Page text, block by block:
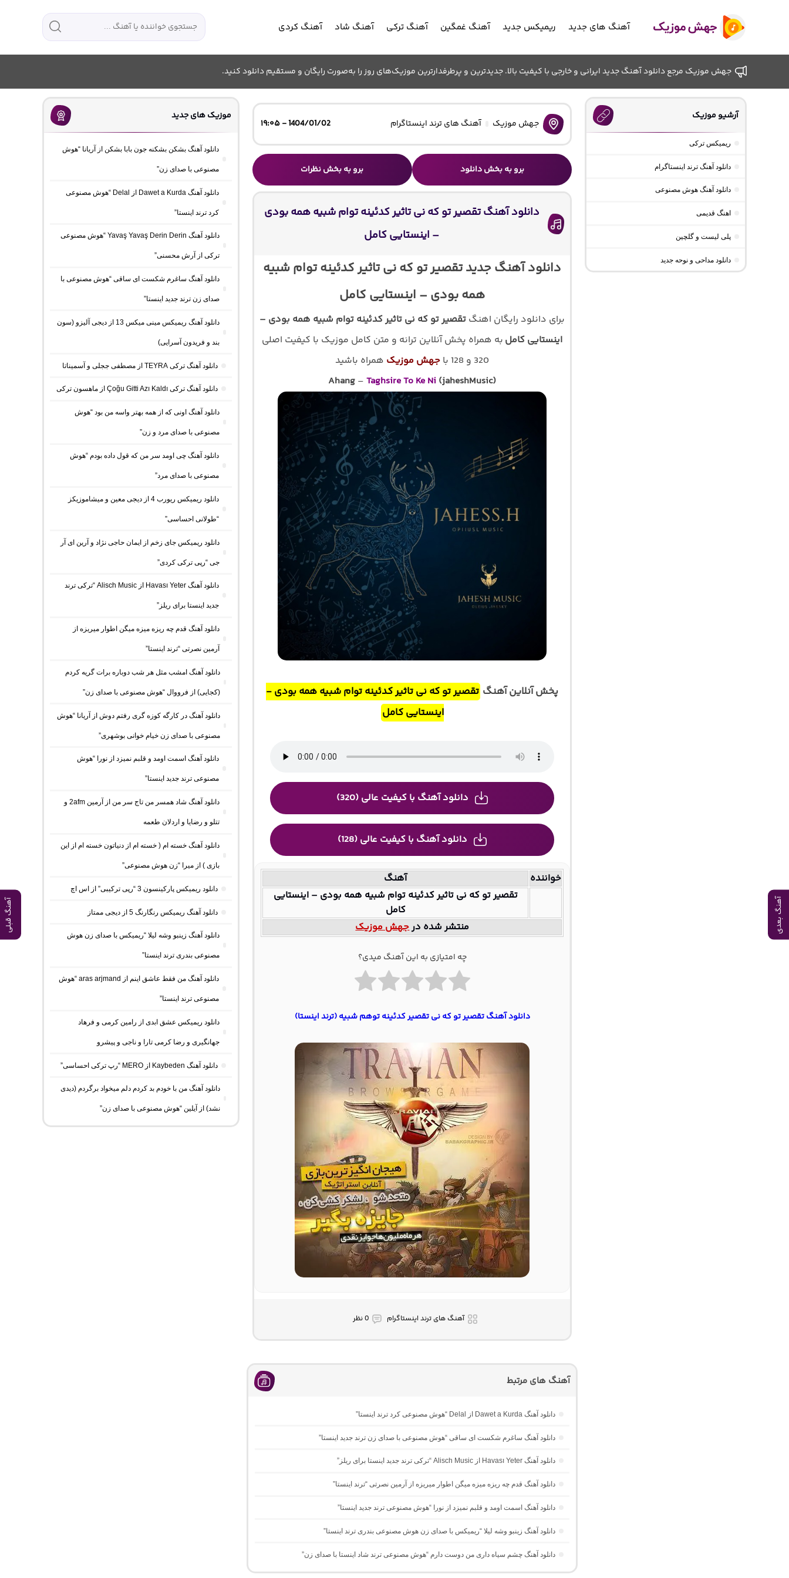
آهنگ بعدی آهنگ قبلی
آهنگ های جدید ریمیکس جدید آهنگ غمگین آهنگ ترکی آهنگ شاد آهنگ کردی
جهش موزیک مرجع دانلود آهنگ جدید ایرانی و خارجی با کیفیت بالا. جدیدترین و پرطرفدارترین موزیک‌های روز را به‌صورت رایگان و مستقیم دانلود کنید.
جهش موزیک آهنگ های ترند اینستاگرام 1404/01/02 - ۱۹:۰۵
برو به بخش دانلود برو به بخش نظرات
دانلود آهنگ تقصیر تو که نی تاثیر کدئینه توام شبیه همه بودی
– اینستایی کامل
دانلود آهنگ جدید تقصیر تو که نی تاثیر کدئینه توام شبیه
همه بودی – اینستایی کامل
برای دانلود رایگان اهنگ تقصیر تو که نی تاثیر کدئینه توام شبیه همه بودی –
اینستایی کامل به همراه پخش آنلاین ترانه و متن کامل موزیک با کیفیت اصلی
320 و 128 با
جهش موزیک همراه باشید
Ahang – Taghsire To Ke Ni (jaheshMusic)
پخش آنلاین آهنگ تقصیر تو که نی تاثیر کدئینه توام شبیه همه بودی -
اینستایی کامل
دانلود آهنگ با کیفیت عالی (320)
دانلود آهنگ با کیفیت عالی (128)
خواننده
آهنگ
تقصیر تو که نی تاثیر کدئینه توام شبیه همه بودی – اینستایی
کامل
منتشر شده درجهش موزیک
چه امتیازی به این آهنگ میدی؟
دانلود آهنگ تقصیر تو که نی تقصیر کدئینه توهم شبیه (ترند اینستا)
آهنگ های ترند اینستاگرام 0 نظر
آهنگ های مرتبط
دانلود آهنگ Dawet a Kurda از Delal “هوش مصنوعی کرد ترند اینستا”
دانلود آهنگ ساغرم شکست ای ساقی “هوش مصنوعی با صدای زن ترند جدید اینستا”
دانلود آهنگ Havası Yeter از Alisch Music “ترکی ترند جدید اینستا برای ریلز”
دانلود آهنگ ﻗﺪم ﭼﻪ رﻳﺰه ﻣﻴﺰه ﻣﻴﮕﻦ اﻃﻮار ﻣﻴﺮﻳﺰه از آرمین نصرتی “ترند اینستا”
دانلود آهنگ اسمت اومد و قلبم نمیزد از نورا “هوش مصنوعی ترند جدید اینستا”
دانلود آهنگ زینبو وشه لیلا “ریمیکس با صدای زن هوش مصنوعی بندری ترند اینستا”
دانلود آهنگ چشم سیاه داری من دوست دارم “هوش مصنوعی ترند شاد اینستا با صدای زن”
آرشیو موزیک
ریمیکس ترکی
دانلود آهنگ ترند اینستاگرام
دانلود آهنگ هوش مصنوعی
اهنگ قدیمی
پلی لیست و گلچین
دانلود مداحی و نوحه جدید
موزیک های جدید
دانلود آهنگ بشکن بشکنه جون بابا بشکن از آریانا “هوش
مصنوعی با صدای زن”
دانلود آهنگ Dawet a Kurda از Delal “هوش مصنوعی
کرد ترند اینستا”
دانلود آهنگ Yavaş Yavaş Derin Derin “هوش مصنوعی
ترکی از آرش محسنی”
دانلود آهنگ ساغرم شکست ای ساقی “هوش مصنوعی با
صدای زن ترند جدید اینستا”
دانلود آهنگ ریمیکس مینی میکس 13 از دیجی آلیزو (سون
بند و فریدون آسرایی)
دانلود آهنگ ترکی TEYRA از مصطفی ججلی و آسمیناتا
دانلود آهنگ ترکی Çoğu Gitti Azı Kaldı از ماهسون ترکی
دانلود آهنگ اونی که از همه بهتر واسه من بود “هوش
مصنوعی با صدای مرد و زن”
دانلود آهنگ چی اومد سر من که قول داده بودم “هوش
مصنوعی با صدای مرد”
دانلود ریمیکس ریورب 4 از دیجی معین و میشاموزیکز
“طولانی احساسی”
دانلود ریمیکس جای زخم از ایمان حاجی نژاد و آرین ای آر
جی “رپی ترکی کردی”
دانلود آهنگ Havası Yeter از Alisch Music “ترکی ترند
جدید اینستا برای ریلز”
دانلود آهنگ ﻗﺪم ﭼﻪ رﻳﺰه ﻣﻴﺰه ﻣﻴﮕﻦ اﻃﻮار ﻣﻴﺮﻳﺰه از
آرمین نصرتی “ترند اینستا”
دانلود آهنگ امشب مثل هر شب دوباره برات گریه کردم
(کجایی) از فرووال “هوش مصنوعی با صدای زن”
دانلود آهنگ در کارگه کوزه گری رفتم دوش از آریانا “هوش
مصنوعی با صدای زن خیام خوانی بوشهری”
دانلود آهنگ اسمت اومد و قلبم نمیزد از نورا “هوش
مصنوعی ترند جدید اینستا”
دانلود آهنگ شاد همسر من تاج سر من از آرمین 2afm و
تتلو و رضایا و اردلان طعمه
دانلود آهنگ خسته ام ( خسته ام از دنیاتون خسته ام از این
بازی ) از میرا “زن هوش مصنوعی”
دانلود ریمیکس پارکینسون 3 “رپی ترکیبی” از اس اچ
دانلود آهنگ ریمیکس رنگارنگ 5 از دیجی ممتاز
دانلود آهنگ زینبو وشه لیلا “ریمیکس با صدای زن هوش
مصنوعی بندری ترند اینستا”
دانلود آهنگ من فقط عاشق اینم از aras arjmand “هوش
مصنوعی ترند اینستا”
دانلود ریمیکس عشق ابدی از رامین کرمی و فرهاد
جهانگیری و رضا کرمی تارا و ناجی و پیشرو
دانلود آهنگ Kaybeden از MERO “رپ ترکی احساسی”
دانلود آهنگ من با خودم بد کردم دلم میخواد برگردم (دیدی
نشد) از آیلین “هوش مصنوعی با صدای زن”